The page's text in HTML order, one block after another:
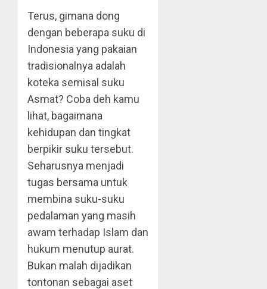
Terus, gimana dong
dengan beberapa suku di
Indonesia yang pakaian
tradisionalnya adalah
koteka semisal suku
Asmat? Coba deh kamu
lihat, bagaimana
kehidupan dan tingkat
berpikir suku tersebut.
Seharusnya menjadi
tugas bersama untuk
membina suku-suku
pedalaman yang masih
awam terhadap Islam dan
hukum menutup aurat.
Bukan malah dijadikan
tontonan sebagai aset